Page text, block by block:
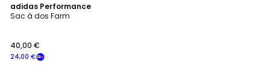
adidas Performance
Sac à dos Farm
24,00 €
40,00 €
4,7
/ 5